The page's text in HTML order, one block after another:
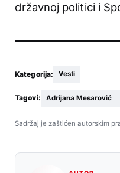
državnoj politici i
Kategorija: Vesti
Tagovi: Adrijana Mesarović
Sadržaj je zaštićen autorskim